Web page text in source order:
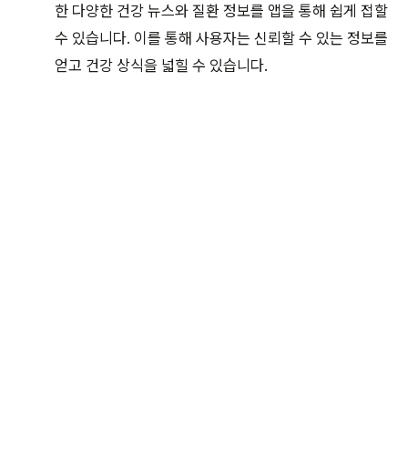
한 다양한 건강 뉴스와 질환 정보를 앱을 통해 쉽게 접할
수 있습니다. 이를 통해 사용자는 신뢰할 수 있는 정보를
얻고 건강 상식을 넓힐 수 있습니다.